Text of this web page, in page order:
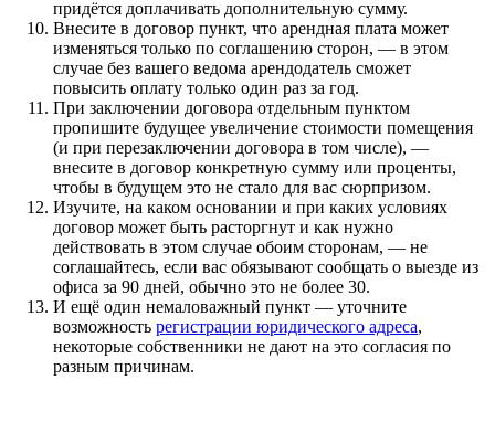
придётся доплачивать дополнительную сумму.
Внесите в договор пункт, что арендная плата может
изменяться только по соглашению сторон, — в этом
случае без вашего ведома арендодатель сможет
повысить оплату только один раз за год.
При заключении договора отдельным пунктом
пропишите будущее увеличение стоимости помещения
(и при перезаключении договора в том числе), —
внесите в договор конкретную сумму или проценты,
чтобы в будущем это не стало для вас сюрпризом.
Изучите, на каком основании и при каких условиях
договор может быть расторгнут и как нужно
действовать в этом случае обоим сторонам, — не
соглашайтесь, если вас обязывают сообщать о выезде из
офиса за 90 дней, обычно это не более 30.
И ещё один немаловажный пункт — уточните
возможность регистрации юридического адреса,
некоторые собственники не дают на это согласия по
разным причинам.